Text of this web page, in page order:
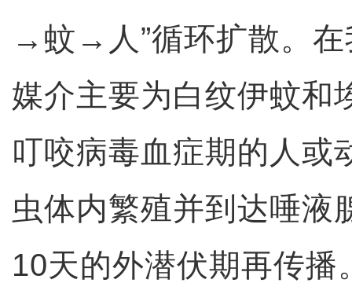
→蚊→人”循环扩散。在
媒介主要为白纹伊蚊和
叮咬病毒血症期的人或
虫体内繁殖并到达唾液
10天的外潜伏期再传播